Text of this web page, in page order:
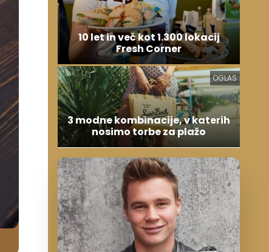
10 let in več kot 1.300 lokacij
Fresh Corner
OGLAS
3 modne kombinacije, v katerih
nosimo torbe za plažo